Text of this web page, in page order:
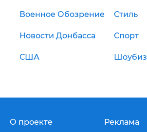
Военное Обозрение Стиль
Новости Донбасса Спорт
США Шоубиз
О проекте Реклама